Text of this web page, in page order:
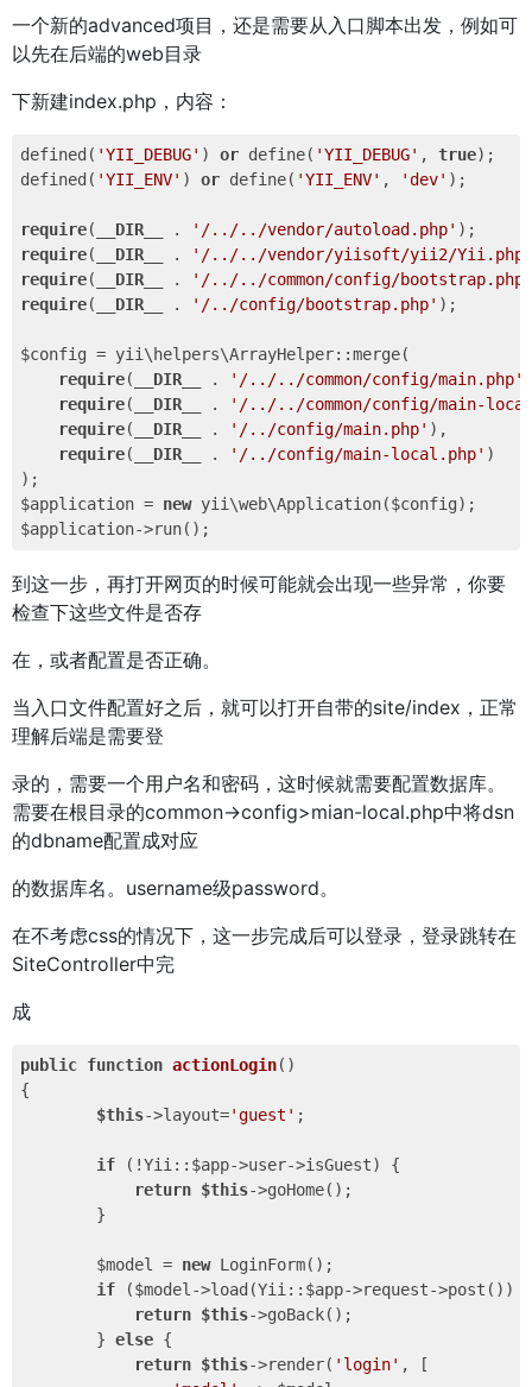
一个新的advanced项目，还是需要从入口脚本出发，例如可
以先在后端的web目录
下新建index.php，内容：
defined( 'YII_DEBUG' ) or define( 'YII_DEBUG' , true);
defined( 'YII_ENV' ) or define( 'YII_ENV' , 'dev' );
require( __DIR__ . '/../../vendor/autoload.php'
require( __DIR__ .
'/../../vendor/yiisoft/yii2/Yii.php'
require( __DIR__ .
'/../../common/config/bootstrap.php'
require( __DIR__ . '/../config/bootstrap.php' );
$config = yii\helpers\ArrayHelper::merge(
require( __DIR__ . '/../../common/config/main.php'
require( __DIR__ .
'/../../common/config/main-
require( __DIR__ . '/../config/main.php' ),
require( __DIR__ . '/../config/main-local.php' )
);
$application = new yii\web\Application($config);
到这一步，再打开网页的时候可能就会出现一些异常，你要
检查下这些文件是否存
在，或者配置是否正确。
当入口文件配置好之后，就可以打开自带的site/index，正常
理解后端是需要登
录的，需要一个用户名和密码，这时候就需要配置数据库。
需要在根目录的common->config>mian-local.php中将dsn
的dbname配置成对应
的数据库名。username级password。
在不考虑css的情况下，这一步完成后可以登录，登录跳转在
SiteController中完
成
public function actionLogin()
{
$this->layout='guest' ;
if (!Yii::$app->user->isGuest) {
return $this->goHome();
        }
        $model =
new LoginForm();
if ($model->load(Yii::$app->request->post())
return $this->goBack();
        }
else {
return $this->render( 'login' , [